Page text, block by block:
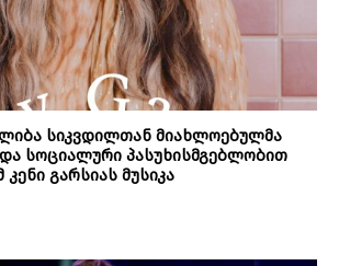
სიკვდილთან მიახლოებულმა
სოციალური პასუხისმგებლობით
კენი გარსიას მუსიკა